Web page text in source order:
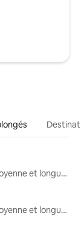
Locations moyenne et longue durée
Locations moyenne et longue durée